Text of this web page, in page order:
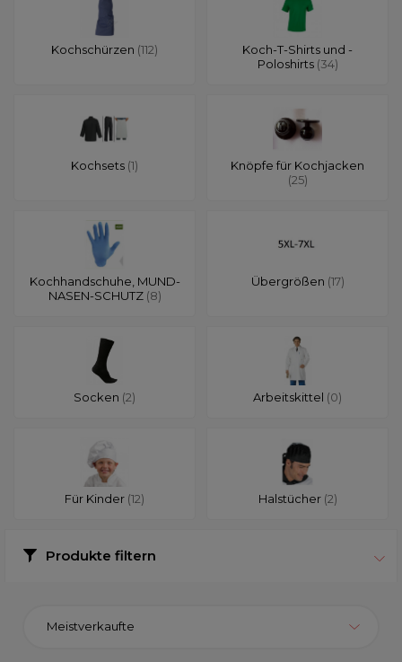
Kochschürzen (112)
Koch-T-Shirts und -
Poloshirts (34)
Kochsets (1)
Knöpfe für Kochjacken
(25)
Kochhandschuhe, MUND-
NASEN-SCHUTZ (8)
Übergrößen (17)
Socken (2) Arbeitskittel (0)
Für Kinder (12) Halstücher (2)
Produkte filtern
Meistverkaufte